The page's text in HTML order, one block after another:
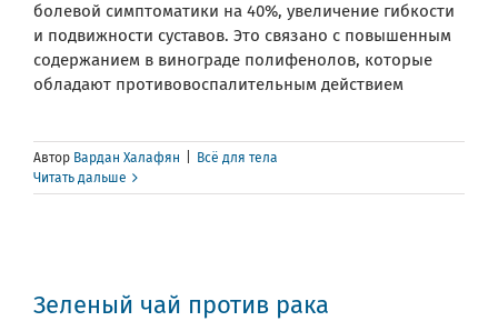
болевой симптоматики на 40%, увеличение гибкости
и подвижности суставов. Это связано с повышенным
содержанием в винограде полифенолов, которые
обладают противовоспалительным действием
Автор Вардан Халафян
Всё для тела
Читать дальше
Зеленый чай против рака